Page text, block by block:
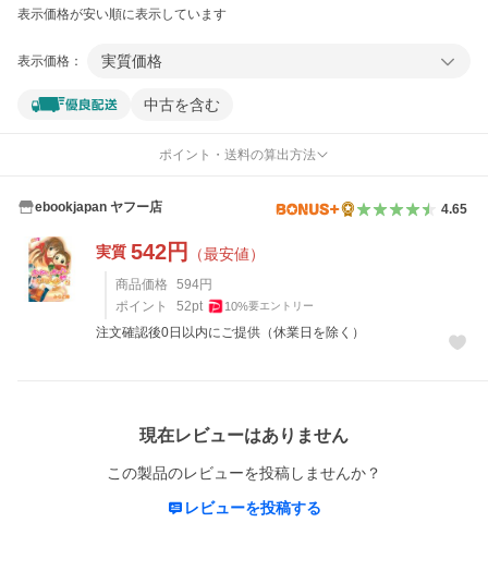
表示価格が安い順に表示しています
表示価格： 実質価格
中古を含む
ポイント・送料の算出方法
ebookjapan ヤフー店 4.65
実質 542円 （最安値）
商品価格 594円
ポイント
52pt 10%要エントリー
注文確認後0日以内にご提供（休業日を除く）
現在レビューはありません
この製品のレビューを投稿しませんか？
レビューを投稿する